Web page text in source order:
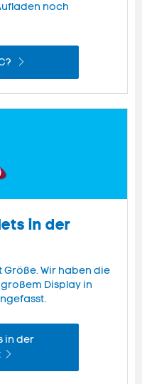
noch
in der
Größe. Wir haben die
Display in
in der